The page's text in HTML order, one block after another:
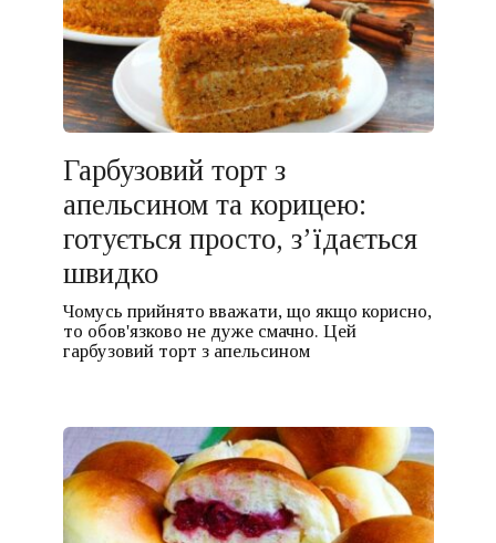
Гарбузовий торт з
апельсином та корицею:
готується просто, з’їдається
швидко
Чомусь прийнято вважати, що якщо корисно,
то обов'язково не дуже смачно. Цей
гарбузовий торт з апельсином